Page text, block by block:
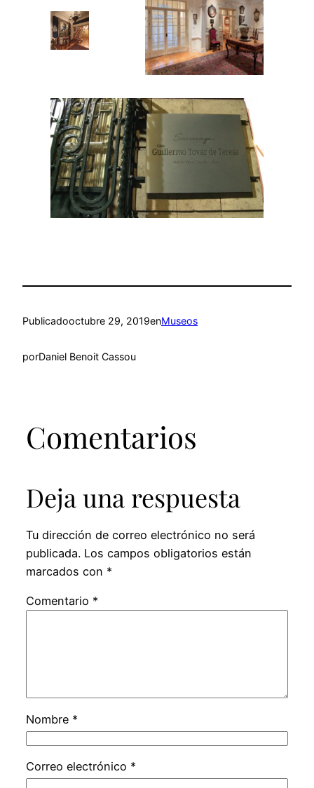
Publicadooctubre 29, 2019enMuseos
porDaniel Benoit Cassou
Comentarios
Deja una respuesta
Tu dirección de correo electrónico no será
publicada. Los campos obligatorios están
marcados con *
Comentario *
Nombre *
Correo electrónico *